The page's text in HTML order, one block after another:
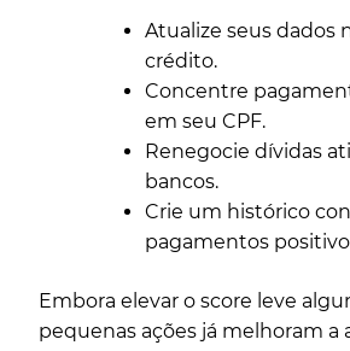
Atualize seus dados
crédito.
Concentre
em seu CPF.
Renegocie dívidas
bancos.
Crie um histórico
pagamentos
Embora elevar o score leve
pequenas ações já melhoram a